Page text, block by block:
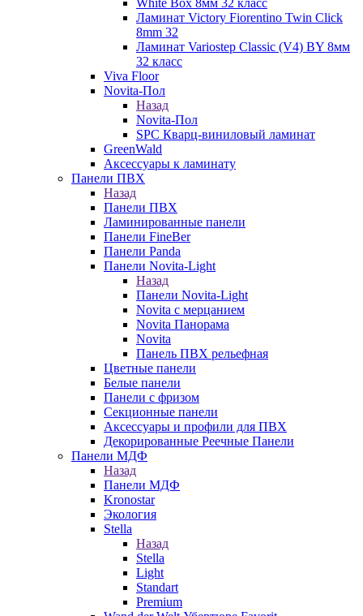
White Box 8мм 32 класс
Ламинат Victory Fiorentino Twin Click
8mm 32
Ламинат Variostep Classic (V4) BY 8мм
32 класс
Viva Floor
Novita-Пол
Назад
Novita-Пол
SPC Кварц-виниловый ламинат
GreenWald
Аксессуары к ламинату
Панели ПВХ
Назад
Панели ПВХ
Ламинированные панели
Панели FineBer
Панели Panda
Панели Novita-Light
Назад
Панели Novita-Light
Novita с мерцанием
Novita Панорама
Novita
Панель ПВХ рельефная
Цветные панели
Белые панели
Панели с фризом
Секционные панели
Аксессуары и профили для ПВХ
Декорированные Реечные Панели
Панели МДФ
Назад
Панели МДФ
Kronostar
Экология
Stella
Назад
Stella
Light
Standart
Premium